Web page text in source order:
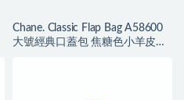
Chane. Classic Flap Bag A58600
大號經典口蓋包 焦糖色小羊皮金